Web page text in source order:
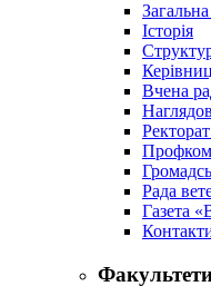
Історія
Вчена
Профком
Рада
Газета